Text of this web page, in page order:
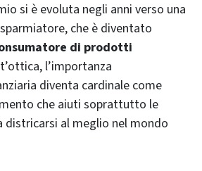
si è evoluta negli anni verso una
che è diventato
di prodotti
l’importanza
diventa cardinale come
che aiuti soprattutto le
districarsi al meglio nel mondo